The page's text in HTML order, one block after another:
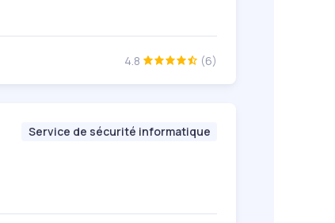
4.8 (6)
Service de sécurité informatique